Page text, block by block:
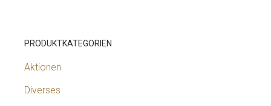
PRODUKTKATEGORIEN
Aktionen
Diverses